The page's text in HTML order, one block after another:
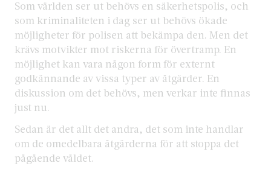
Som världen ser ut behövs en säkerhetspolis, och
som kriminaliteten i dag ser ut behövs ökade
möjligheter för polisen att bekämpa den. Men det
krävs motvikter mot riskerna för övertramp. En
möjlighet kan vara någon form för externt
godkännande av vissa typer av åtgärder. En
diskussion om det behövs, men verkar inte finnas
just nu.
Sedan är det allt det andra, det som inte handlar
om de omedelbara åtgärderna för att stoppa det
pågående våldet.